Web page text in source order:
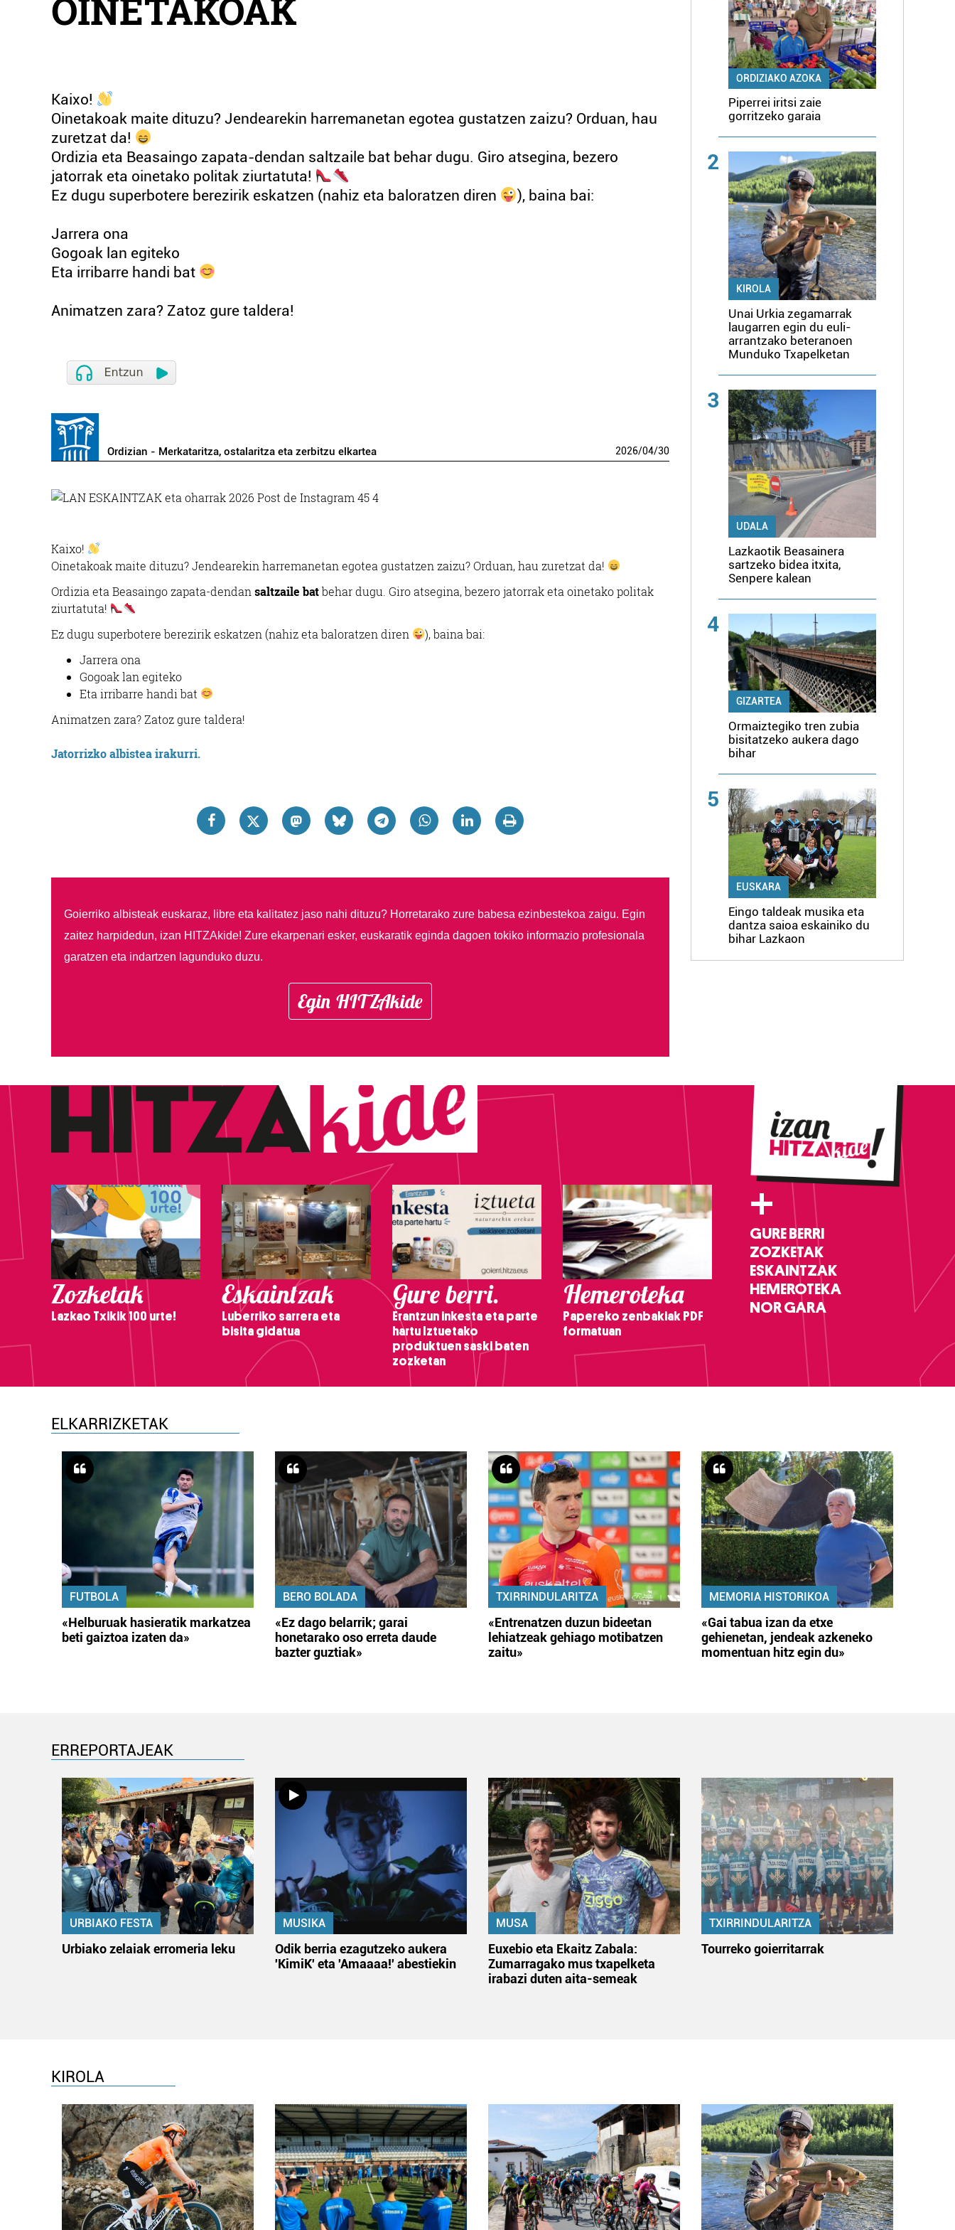
OINETAKOAK
Kaixo!
Oinetakoak maite dituzu? Jendearekin harremanetan egotea gustatzen zaizu? Orduan, hau
zuretzat da!
Ordizia eta Beasaingo zapata-dendan saltzaile bat behar dugu. Giro atsegina, bezero
jatorrak eta oinetako politak ziurtatuta!
Ez dugu superbotere berezirik eskatzen (nahiz eta baloratzen diren
), baina bai:
Jarrera ona
Gogoak lan egiteko
Eta irribarre handi bat
Animatzen zara? Zatoz gure taldera!
Ordizian - Merkataritza, ostalaritza eta zerbitzu elkartea 2026/04/30
Kaixo!
Oinetakoak maite dituzu? Jendearekin harremanetan egotea gustatzen zaizu? Orduan, hau zuretzat da!
Ordizia eta Beasaingo zapata-dendan saltzaile batbehar dugu. Giro atsegina, bezero jatorrak eta oinetako politak
ziurtatuta!
Ez dugu superbotere berezirik eskatzen (nahiz eta baloratzen diren
), baina bai:
Jarrera ona
Gogoak lan egiteko
Eta irribarre handi bat
Animatzen zara? Zatoz gure taldera!
Jatorrizko albistea irakurri.
Goierriko albisteak euskaraz, libre eta kalitatez jaso nahi dituzu? Horretarako zure babesa ezinbestekoa zaigu. Egin
zaitez harpidedun, izan HITZAkide! Zure ekarpenari esker, euskaratik eginda dagoen tokiko informazio profesionala
garatzen eta indartzen lagunduko duzu.
Egin HITZAkide
ORDIZIAKO AZOKA
Piperrei iritsi zaie
gorritzeko garaia
2
KIROLA
Unai Urkia zegamarrak
laugarren egin du euli-
arrantzako beteranoen
Munduko Txapelketan
3
UDALA
Lazkaotik Beasainera
sartzeko bidea itxita,
Senpere kalean
4
GIZARTEA
Ormaiztegiko tren zubia
bisitatzeko aukera dago
bihar
5
EUSKARA
Eingo taldeak musika eta
dantza saioa eskainiko du
bihar Lazkaon
Zozketak
Lazkao Txikik 100 urte!
Eskaintzak
Luberriko sarrera eta
bisita gidatua
Gure berri.
Erantzun inkesta eta parte
hartu Iztuetako
produktuen saski baten
zozketan
Hemeroteka
Papereko zenbakiak PDF
formatuan
+
GURE BERRI
ZOZKETAK
ESKAINTZAK
HEMEROTEKA
NOR GARA
ELKARRIZKETAK
FUTBOLA
«Helburuak hasieratik markatzea
beti gaiztoa izaten da»
BERO BOLADA
«Ez dago belarrik; garai
honetarako oso erreta daude
bazter guztiak»
TXIRRINDULARITZA
«Entrenatzen duzun bideetan
lehiatzeak gehiago motibatzen
zaitu»
MEMORIA HISTORIKOA
«Gai tabua izan da etxe
gehienetan, jendeak azkeneko
momentuan hitz egin du»
ERREPORTAJEAK
URBIAKO FESTA
Urbiako zelaiak erromeria leku
MUSIKA
Odik berria ezagutzeko aukera
'KimiK' eta 'Amaaaa!' abestiekin
MUSA
Euxebio eta Ekaitz Zabala:
Zumarragako mus txapelketa
irabazi duten aita-semeak
TXIRRINDULARITZA
Tourreko goierritarrak
KIROLA